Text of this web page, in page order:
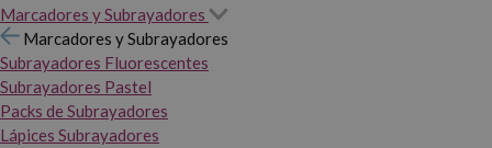
Marcadores y Subrayadores
Marcadores y Subrayadores
Subrayadores Fluorescentes
Subrayadores Pastel
Packs de Subrayadores
Lápices Subrayadores